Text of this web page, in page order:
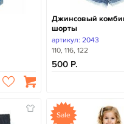
Джинсовый
шорты
артикул: 2043
110, 116, 122
500
Sale